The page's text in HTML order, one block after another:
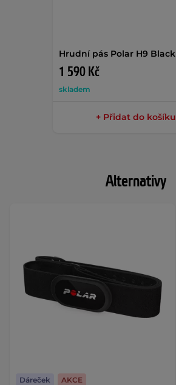
Hrudní pás Polar H9 Black
1 590 Kč
skladem
+ Přidat do košíku
Alternativy
Dáreček AKCE